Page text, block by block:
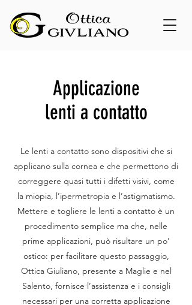
Applicazione
lenti a contatto
Le lenti a contatto sono dispositivi che si
applicano sulla cornea e che permettono di
correggere quasi tutti i difetti visivi, come
la miopia, l’ipermetropia e l’astigmatismo.
Mettere e togliere le lenti a contatto è un
procedimento semplice ma che, nelle
prime applicazioni, può risultare un po’
ostico: per facilitare questo passaggio,
Ottica Giuliano, presente a Maglie e nel
Salento, fornisce l’assistenza e i consigli
necessari per una corretta applicazione